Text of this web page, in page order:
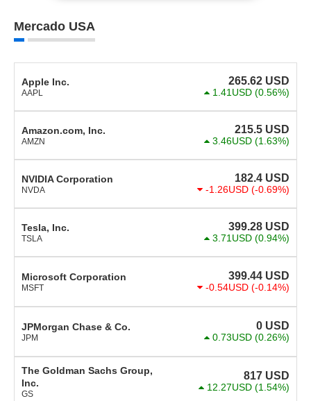
Mercado USA
Apple Inc.
AAPL
265.62 USD
1.41USD (0.56%)
Amazon.com, Inc.
AMZN
215.5 USD
3.46USD (1.63%)
NVIDIA Corporation
NVDA
182.4 USD
-1.26USD (-0.69%)
Tesla, Inc.
TSLA
399.28 USD
3.71USD (0.94%)
Microsoft Corporation
MSFT
399.44 USD
-0.54USD (-0.14%)
JPMorgan Chase & Co.
JPM
0 USD
0.73USD (0.26%)
The Goldman Sachs Group,
Inc.
GS
817 USD
12.27USD (1.54%)